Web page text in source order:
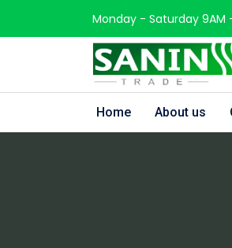
Monday - Saturday 9AM
Home About us